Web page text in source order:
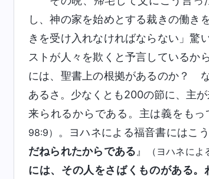
し、神の家を始めとする裁きの働き
きを受け入れなければならない」驚
ストが人々を欺くと予言しているか
には、聖書上の根拠があるのか？
あるさ。少なくとも200の節に、主
来られるからである。主は義をも
98:9）
。ヨハネによる福音書にはこ
だねられたからである 』 （ヨハネによ
には、その人をさばくものがある